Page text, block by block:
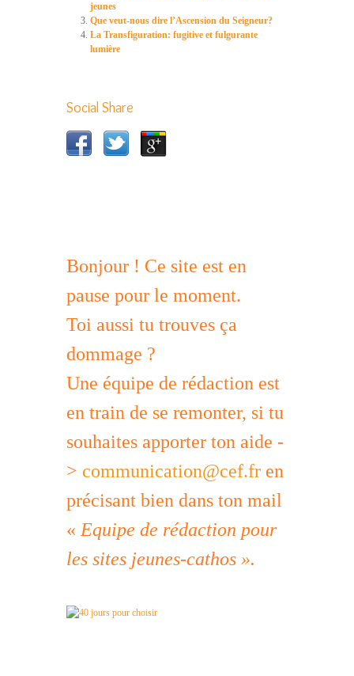
jeunes
Que veut-nous dire l’Ascension du Seigneur?
La Transfiguration: fugitive et fulgurante
lumière
Social Share
Bonjour ! Ce site est en
pause pour le moment.
Toi aussi tu trouves ça
dommage ?
Une équipe de rédaction est
en train de se remonter, si tu
souhaites apporter ton aide -
> communication@cef.fr en
précisant bien dans ton mail
« Equipe de rédaction pour
les sites jeunes-cathos ».